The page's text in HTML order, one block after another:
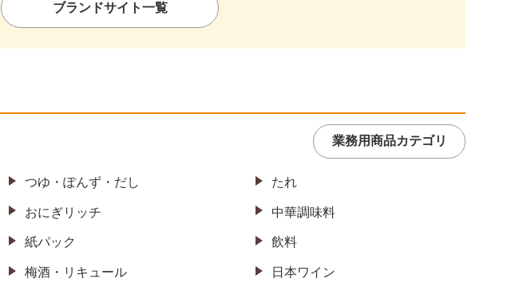
ブランドサイト一覧
業務用商品カテゴリ
つゆ・ぽんず・だし たれ
おにぎリッチ 中華調味料
紙パック 飲料
梅酒・リキュール 日本ワイン